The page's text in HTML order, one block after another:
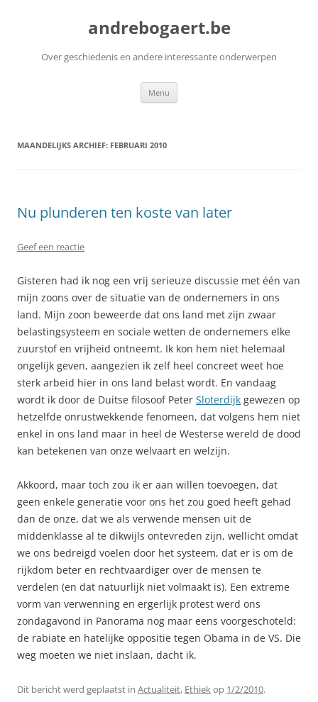
andrebogaert.be
Over geschiedenis en andere interessante onderwerpen
Menu
MAANDELIJKS ARCHIEF: FEBRUARI 2010
Nu plunderen ten koste van later
Geef een reactie
Gisteren had ik nog een vrij serieuze discussie met één van
mijn zoons over de situatie van de ondernemers in ons
land. Mijn zoon beweerde dat ons land met zijn zwaar
belastingsysteem en sociale wetten de ondernemers elke
zuurstof en vrijheid ontneemt. Ik kon hem niet helemaal
ongelijk geven, aangezien ik zelf heel concreet weet hoe
sterk arbeid hier in ons land belast wordt. En vandaag
wordt ik door de Duitse filosoof Peter Sloterdijk gewezen op
hetzelfde onrustwekkende fenomeen, dat volgens hem niet
enkel in ons land maar in heel de Westerse wereld de dood
kan betekenen van onze welvaart en welzijn.
Akkoord, maar toch zou ik er aan willen toevoegen, dat
geen enkele generatie voor ons het zou goed heeft gehad
dan de onze, dat we als verwende mensen uit de
middenklasse al te dikwijls ontevreden zijn, wellicht omdat
we ons bedreigd voelen door het systeem, dat er is om de
rijkdom beter en rechtvaardiger over de mensen te
verdelen (en dat natuurlijk niet volmaakt is). Een extreme
vorm van verwenning en ergerlijk protest werd ons
zondagavond in Panorama nog maar eens voorgeschoteld:
de rabiate en hatelijke oppositie tegen Obama in de VS. Die
weg moeten we niet inslaan, dacht ik.
Dit bericht werd geplaatst in Actualiteit, Ethiekop 1/2/2010.